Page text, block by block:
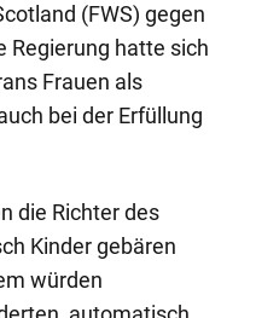
(FWS) gegen
Regierung hatte sich
Frauen als
bei der Erfüllung
die Richter des
Kinder gebären
würden